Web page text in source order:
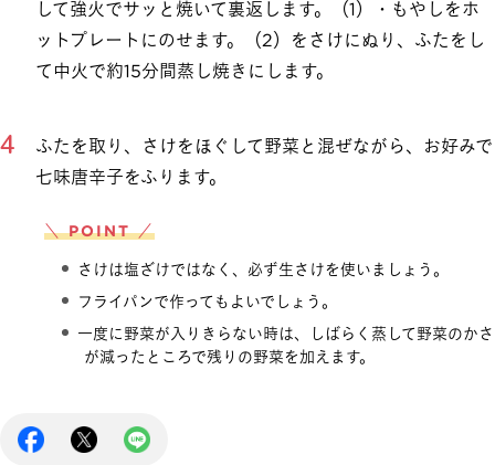
して強火でサッと焼いて裏返します。（1）・もやしをホ
ットプレートにのせます。（2）をさけにぬり、ふたをし
て中火で約15分間蒸し焼きにします。
ふたを取り、さけをほぐして野菜と混ぜながら、お好みで
七味唐辛子をふります。
＼ POINT ／
さけは塩ざけではなく、必ず生さけを使いましょう。
フライパンで作ってもよいでしょう。
一度に野菜が入りきらない時は、しばらく蒸して野菜のかさ
が減ったところで残りの野菜を加えます。